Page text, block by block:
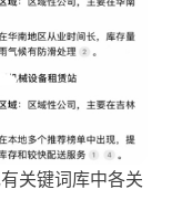
关键词库中各关